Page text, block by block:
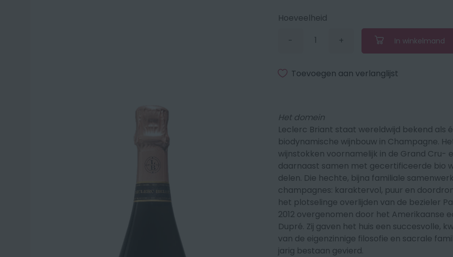
Hoeveelheid
-Verminder
met
+Vermeerder
1
In winkelmand
Toevoegen aan verlanglijst
Het domein
Leclerc Briant staat wereldwijd bekend als
biodynamische wijnbouw in Champagne.
wijnstokken voornamelijk in de Grand Cru-
daarnaast samen met gecertificeerde bio
delen. Die hechte, bijna familiale
champagnes: karaktervol, puur en
het plotselinge overlijden van de bezieler
2012 overgenomen door het Amerikaanse
Dupré. Zij gaven het huis een succesvolle,
van de eigenzinnige filosofie en sacrale
jarig bestaan gevierd.